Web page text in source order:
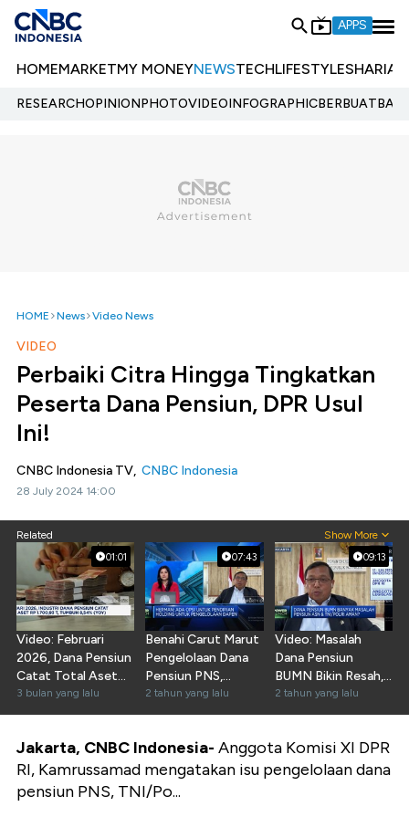
APPS
HOMEMARKETMY MONEYNEWSTECHLIFESTYLESHARIA
RESEARCHOPINIONPHOTOVIDEOINFOGRAPHIC
HOME News Video News
VIDEO
Perbaiki Citra Hingga Tingkatkan
Peserta Dana Pensiun, DPR Usul
Ini!
CNBC Indonesia TV, CNBC Indonesia
28 July 2024 14:00
Related Show More
01:01
Video: Februari
2026, Dana Pensiun
Catat Total Aset
Rp 1.700,9 Triliun
3 bulan yang lalu
07:43
Benahi Carut Marut
Pengelolaan Dana
Pensiun PNS,
Gimana Caranya?
2 tahun yang lalu
09:13
Video: Masalah
Dana Pensiun
BUMN Bikin Resah,
Masih Bisa
Diperbaiki?
2 tahun yang lalu
Jakarta, CNBC Indonesia- Anggota Komisi XI DPR
RI, Kamrussamad mengatakan isu pengelolaan dana
pensiun PNS, TNI/Po...